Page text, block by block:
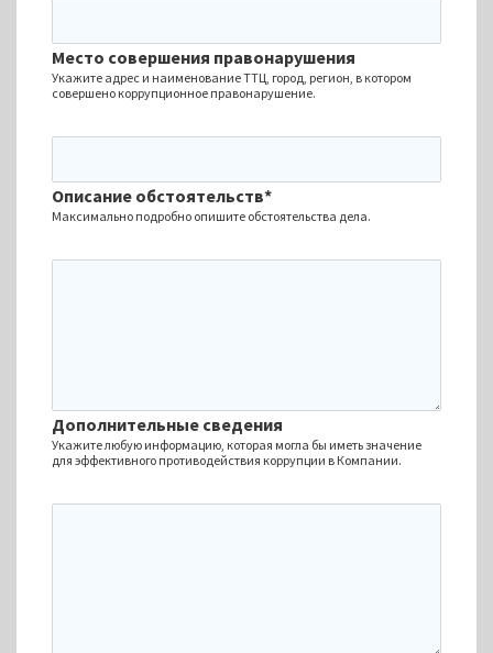
Место совершения правонарушения
Укажите адрес и наименование ТТЦ, город, регион, в котором
совершено коррупционное правонарушение.
Описание обстоятельств*
Максимально подробно опишите обстоятельства дела.
Дополнительные сведения
Укажите любую информацию, которая могла бы иметь значение
для эффективного противодействия коррупции в Компании.